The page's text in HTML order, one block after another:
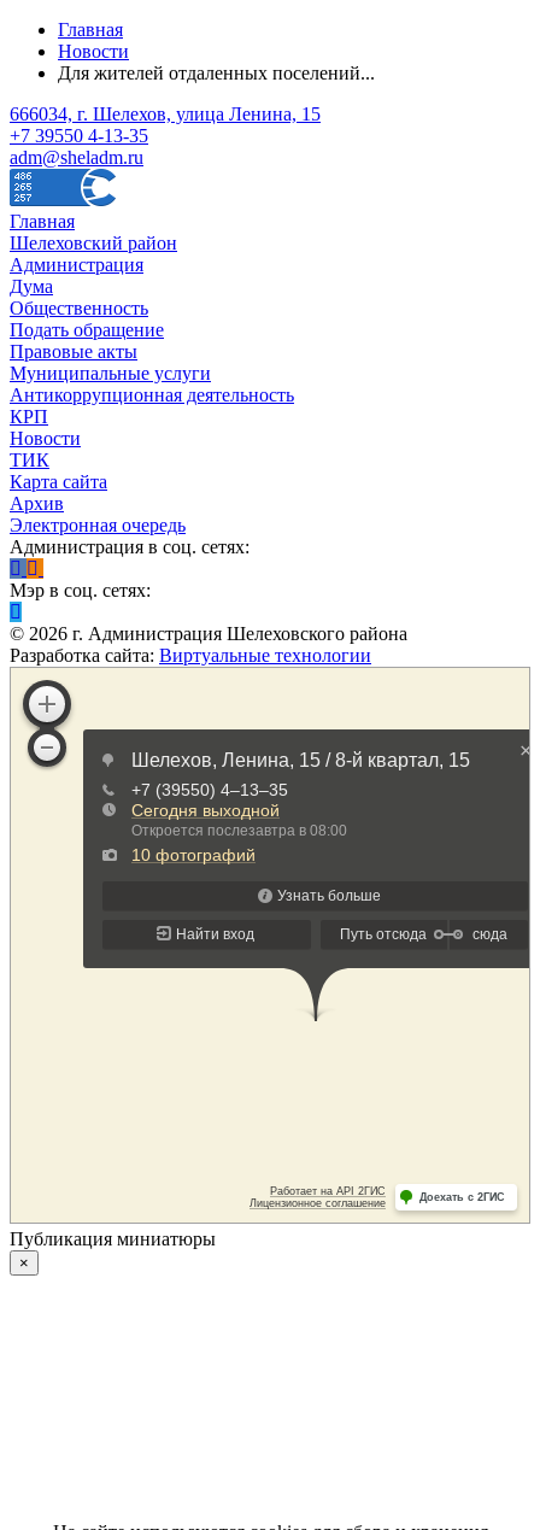
Главная
Новости
Для жителей отдаленных поселений...
666034, г. Шелехов, улица Ленина, 15
+7 39550 4-13-35
adm@sheladm.ru
Главная
Шелеховский район
Администрация
Дума
Общественность
Подать обращение
Правовые акты
Муниципальные услуги
Антикоррупционная деятельность
КРП
Новости
ТИК
Карта сайта
Архив
Электронная очередь
Администрация в соц. сетях:
Мэр в соц. сетях:
© 2026 г. Администрация Шелеховского района
Разработка сайта: Виртуальные технологии
Публикация миниатюры
×